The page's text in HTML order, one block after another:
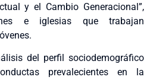
y el Cambio Generacional”,
e iglesias que trabajan
del perfil sociodemográfico
prevalecientes en la